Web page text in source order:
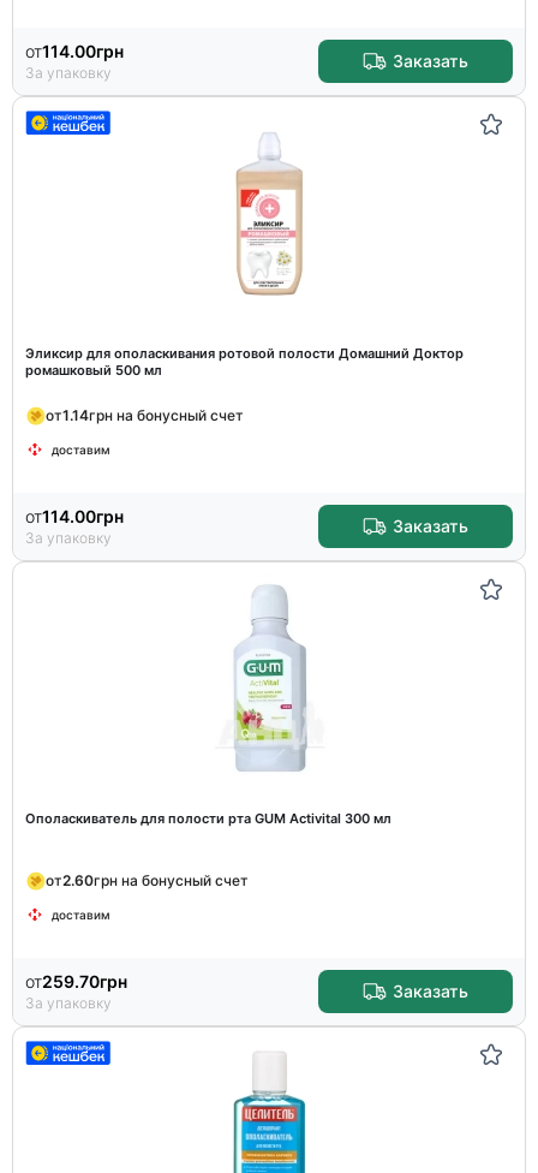
от114.00грн
За упаковку
Заказать
Эликсир для ополаскивания ротовой полости Домашний Доктор
ромашковый 500 мл
от1.14грн на бонусный счет
доставим
от114.00грн
За упаковку
Заказать
Ополаскиватель для полости рта GUM Activital 300 мл
от2.60грн на бонусный счет
доставим
от259.70грн
За упаковку
Заказать